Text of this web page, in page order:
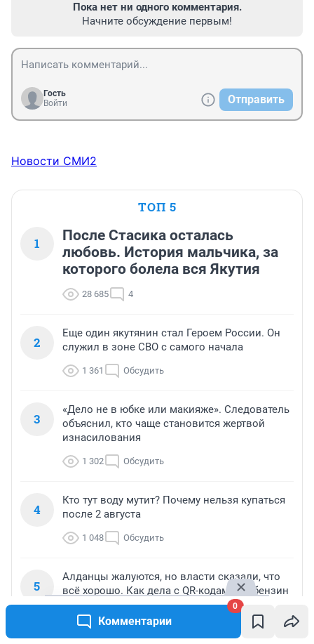
Комментарии
0
Пока нет ни одного комментария.
Начните обсуждение первым!
Гость
Войти
Отправить
Новости СМИ2
ТОП 5
1
После Стасика осталась
любовь. История мальчика, за
которого болела вся Якутия
28 685 4
2
Еще один якутянин стал Героем России. Он
служил в зоне СВО с самого начала
1 361 Обсудить
3
«Дело не в юбке или макияже». Следователь
объяснил, кто чаще становится жертвой
изнасилования
1 302 Обсудить
4
Кто тут воду мутит? Почему нельзя купаться
после 2 августа
1 048 Обсудить
5
Алданцы жалуются, но власти сказали, что
всё хорошо. Как дела с QR-кодами на бензин
в Южной Якутии?
812 Обсудить